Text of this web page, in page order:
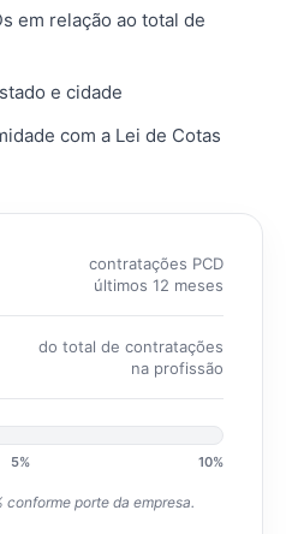
em relação ao total de
e cidade
com a Lei de Cotas
contratações PCD
últimos 12 meses
do total de contratações
na profissão
5% 10%
conforme porte da empresa.